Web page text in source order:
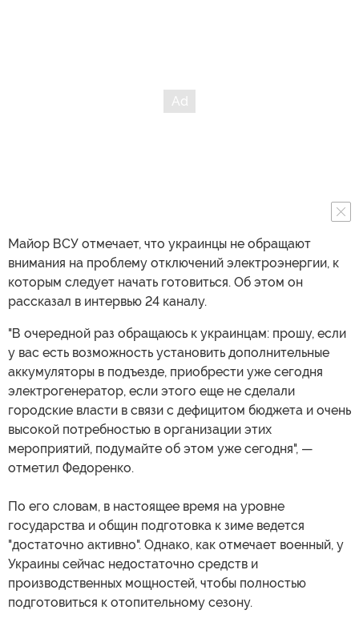
Майор ВСУ отмечает, что украинцы не обращают
внимания на проблему отключений электроэнергии, к
которым следует начать готовиться. Об этом он
рассказал в интервью 24 каналу.
"В очередной раз обращаюсь к украинцам: прошу, если
у вас есть возможность установить дополнительные
аккумуляторы в подъезде, приобрести уже сегодня
электрогенератор, если этого еще не сделали
городские власти в связи с дефицитом бюджета и очень
высокой потребностью в организации этих
мероприятий, подумайте об этом уже сегодня", —
отметил Федоренко.
По его словам, в настоящее время на уровне
государства и общин подготовка к зиме ведется
"достаточно активно". Однако, как отмечает военный, у
Украины сейчас недостаточно средств и
производственных мощностей, чтобы полностью
подготовиться к отопительному сезону.